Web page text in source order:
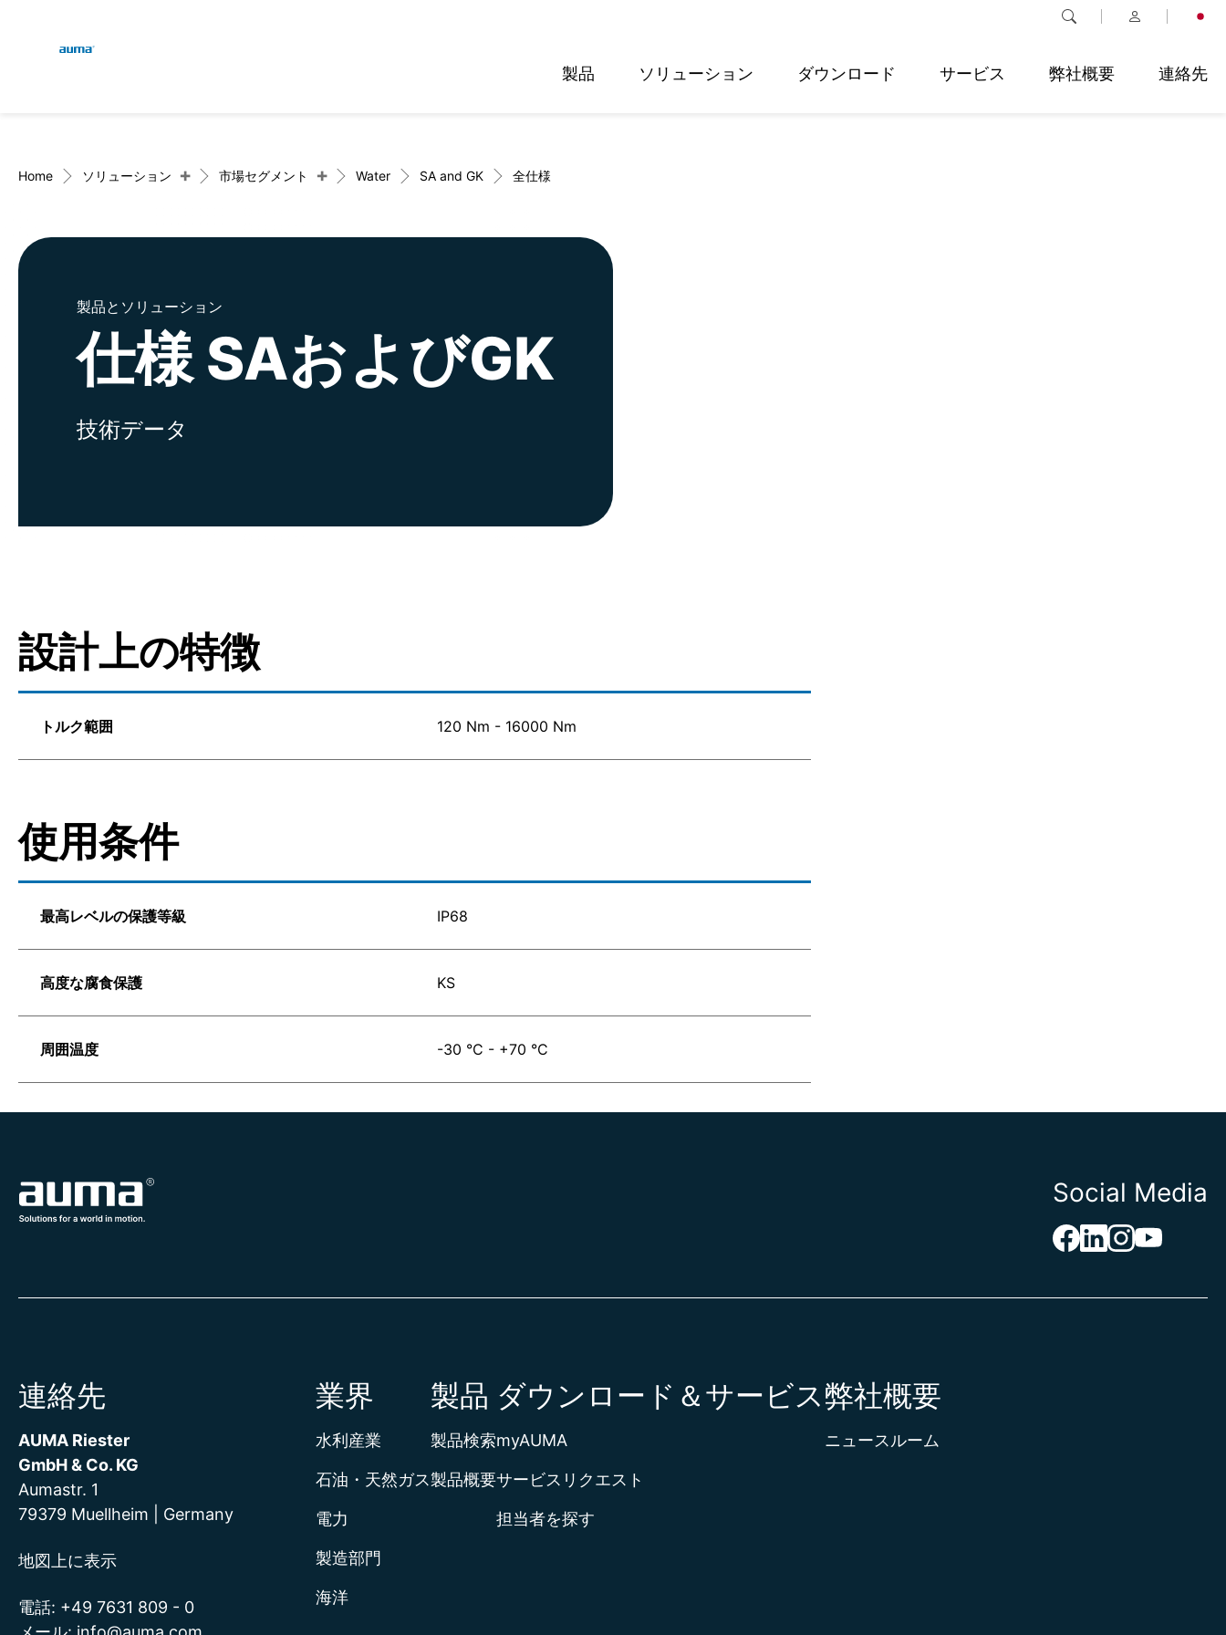
製品 ソリューション ダウンロード サービス 弊社概要 連絡先
ヨーロッパ
アジア・太平洋地域
Home ソリューション + 市場セグメント + Water SA and GK 全仕様
製品とソリューション
仕様 SAおよびGK
技術データ
設計上の特徴
トルク範囲 120 Nm - 16000 Nm
使用条件
最高レベルの保護等級 IP68
高度な腐食保護 KS
周囲温度 -30 °C - +70 °C
Social Media
連絡先
AUMA Riester
GmbH & Co. KG
Aumastr. 1
79379 Muellheim | Germany
地図上に表示
電話: +49 7631 809 - 0
業界
水利産業
石油・天然ガス
電力
製造部門
海洋
製品
製品検索
製品概要
ダウンロード＆サービス
myAUMA
サービスリクエスト
担当者を探す
弊社概要
ニュースルーム